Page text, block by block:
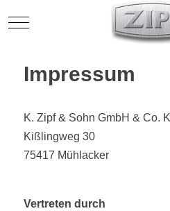
Mobile Menu Toggle
Impressum
K. Zipf & Sohn GmbH & Co.
Kißlingweg 30
75417 Mühlacker
Vertreten durch